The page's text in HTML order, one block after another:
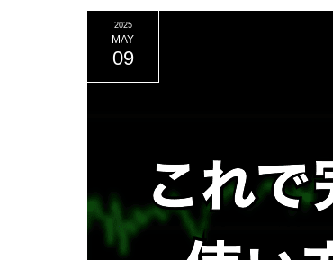
2025
MAY
09